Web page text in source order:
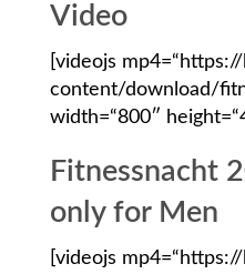
Video
[videojs
content/download/
width=“800″
Fitnessnacht
only for Men
[videojs